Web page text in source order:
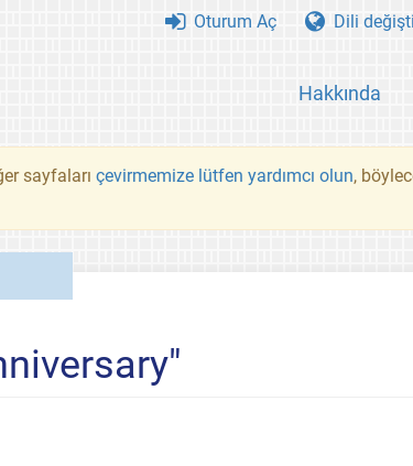
Hakkında
Oturum Aç Dili
sayfaları çevirmemize lütfen yardımcı olun,